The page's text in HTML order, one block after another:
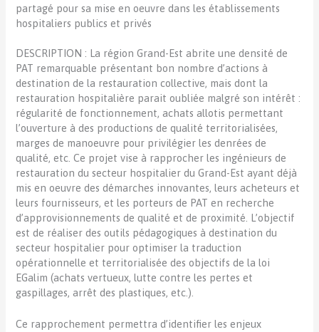
partagé pour sa mise en oeuvre dans les établissements
hospitaliers publics et privés
DESCRIPTION : La région Grand-Est abrite une densité de
PAT remarquable présentant bon nombre d’actions à
destination de la restauration collective, mais dont la
restauration hospitalière parait oubliée malgré son intérêt :
régularité de fonctionnement, achats allotis permettant
l’ouverture à des productions de qualité territorialisées,
marges de manoeuvre pour privilégier les denrées de
qualité, etc. Ce projet vise à rapprocher les ingénieurs de
restauration du secteur hospitalier du Grand-Est ayant déjà
mis en oeuvre des démarches innovantes, leurs acheteurs et
leurs fournisseurs, et les porteurs de PAT en recherche
d’approvisionnements de qualité et de proximité. L’objectif
est de réaliser des outils pédagogiques à destination du
secteur hospitalier pour optimiser la traduction
opérationnelle et territorialisée des objectifs de la loi
EGalim (achats vertueux, lutte contre les pertes et
gaspillages, arrêt des plastiques, etc.).
Ce rapprochement permettra d’identifier les enjeux